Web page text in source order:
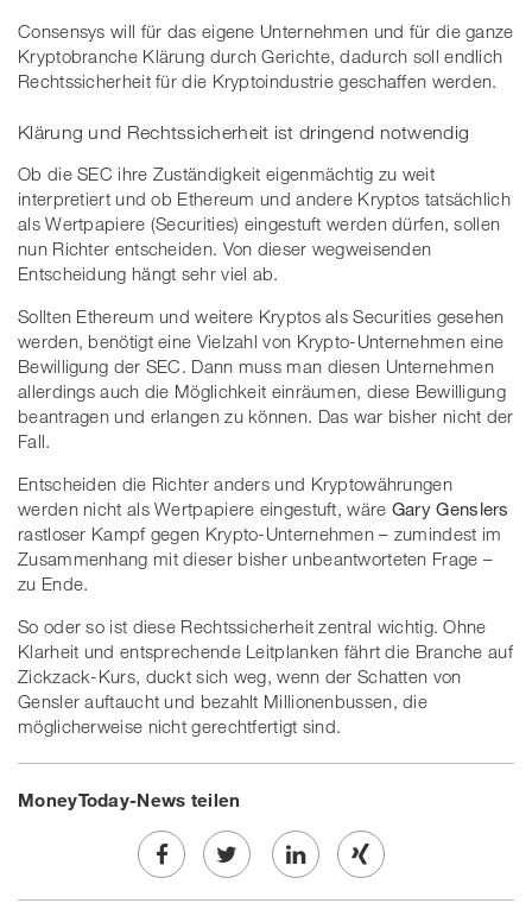
Consensys will für das eigene Unternehmen und für die ganze
Kryptobranche Klärung durch Gerichte, dadurch soll endlich
Rechtssicherheit für die Kryptoindustrie geschaffen werden.
Klärung und Rechtssicherheit ist dringend notwendig
Ob die SEC ihre Zuständigkeit eigenmächtig zu weit
interpretiert und ob Ethereum und andere Kryptos tatsächlich
als Wertpapiere (Securities) eingestuft werden dürfen, sollen
nun Richter entscheiden. Von dieser wegweisenden
Entscheidung hängt sehr viel ab.
Sollten Ethereum und weitere Kryptos als Securities gesehen
werden, benötigt eine Vielzahl von Krypto-Unternehmen eine
Bewilligung der SEC. Dann muss man diesen Unternehmen
allerdings auch die Möglichkeit einräumen, diese Bewilligung
beantragen und erlangen zu können. Das war bisher nicht der
Fall.
Entscheiden die Richter anders und Kryptowährungen
werden nicht als Wertpapiere eingestuft, wäre Gary Genslers
rastloser Kampf gegen Krypto-Unternehmen – zumindest im
Zusammenhang mit dieser bisher unbeantworteten Frage –
zu Ende.
So oder so ist diese Rechtssicherheit zentral wichtig. Ohne
Klarheit und entsprechende Leitplanken fährt die Branche auf
Zickzack-Kurs, duckt sich weg, wenn der Schatten von
Gensler auftaucht und bezahlt Millionenbussen, die
möglicherweise nicht gerechtfertigt sind.
MoneyToday-News teilen
Share Twe Share Share